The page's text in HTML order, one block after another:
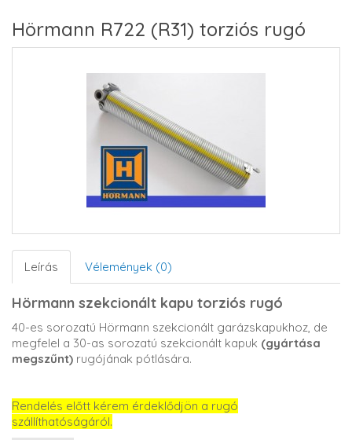
Hörmann R722 (R31) torziós rugó
Leírás Vélemények (0)
Hörmann szekcionált kapu torziós rugó
40-es sorozatú Hörmann szekcionált garázskapukhoz, de
megfelel a 30-as sorozatú szekcionált kapuk (gyártása
megszűnt) rugójának pótlására.
Rendelés előtt kérem érdeklődjön a rugó
szállíthatóságáról.